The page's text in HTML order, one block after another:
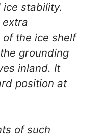
stability.
extra
the ice shelf
grounding
inland. It
position at
of such